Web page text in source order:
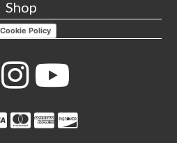
Shop
Cookie Policy